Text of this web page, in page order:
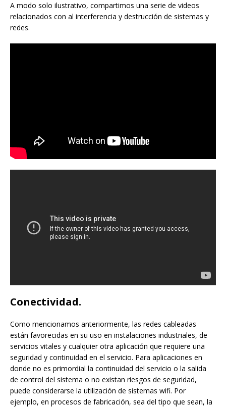
A modo solo ilustrativo, compartimos una serie de videos
relacionados con al interferencia y destrucción de sistemas y
redes.
Conectividad.
Como mencionamos anteriormente, las redes cableadas
están favorecidas en su uso en instalaciones industriales, de
servicios vitales y cualquier otra aplicación que requiere una
seguridad y continuidad en el servicio. Para aplicaciones en
donde no es primordial la continuidad del servicio o la salida
de control del sistema o no existan riesgos de seguridad,
puede considerarse la utilización de sistemas wifi. Por
ejemplo, en procesos de fabricación, sea del tipo que sean, la